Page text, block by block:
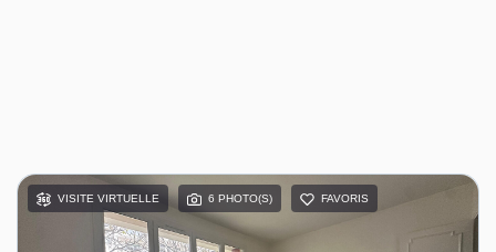
VISITE VIRTUELLE 6 PHOTO(S) FAVORIS